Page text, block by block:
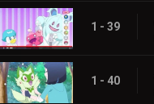
1 - 39
1 - 40